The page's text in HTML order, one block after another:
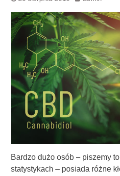
Bardzo dużo osób – piszemy
statystykach – posiada różne